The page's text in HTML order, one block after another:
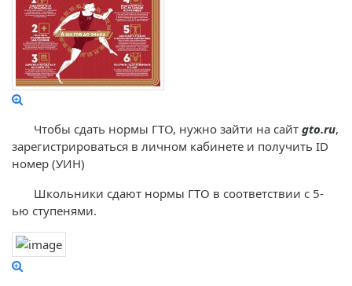
Чтобы сдать нормы ГТО, нужно зайти на сайт gto.ru,
зарегистрироваться в личном кабинете и получить ID
номер (УИН)
Школьники сдают нормы ГТО в соответствии с 5-
ью ступенями.